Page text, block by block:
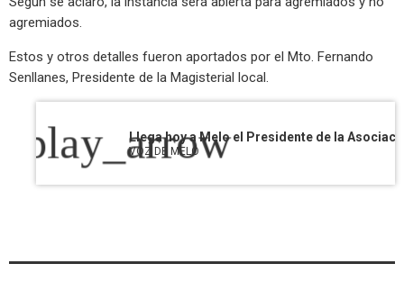
agremiados.
Estos y otros detalles fueron aportados por el Mto. Fernando
Senllanes, Presidente de la Magisterial local.
play_arrow
VOZ DE MELO